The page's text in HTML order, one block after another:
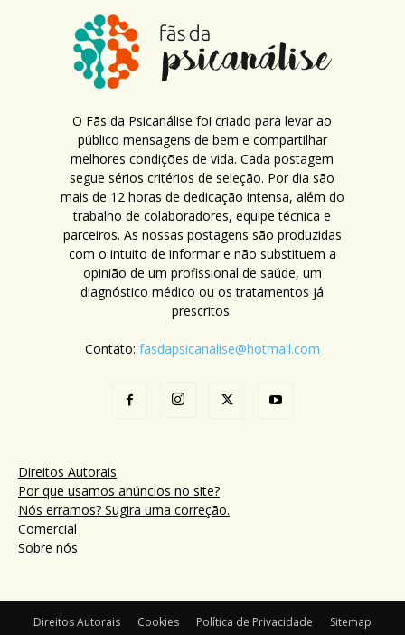
O Fãs da Psicanálise foi criado para levar ao
público mensagens de bem e compartilhar
melhores condições de vida. Cada postagem
segue sérios critérios de seleção. Por dia são
mais de 12 horas de dedicação intensa, além do
trabalho de colaboradores, equipe técnica e
parceiros. As nossas postagens são produzidas
com o intuito de informar e não substituem a
opinião de um profissional de saúde, um
diagnóstico médico ou os tratamentos já
prescritos.
Contato: fasdapsicanalise@hotmail.com
Direitos Autorais
Por que usamos anúncios no site?
Nós erramos? Sugira uma correção.
Comercial
Sobre nós
Direitos Autorais Cookies Política de Privacidade Sitemap